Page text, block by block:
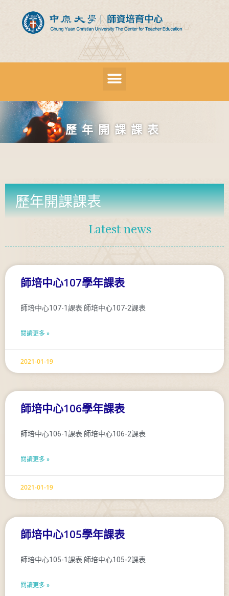
歷年開課課表
歷年開課課表
Latest news
師培中心107學年課表
師培中心107-1課表 師培中心107-2課表
閱讀更多 »
2021-01-19
師培中心106學年課表
師培中心106-1課表 師培中心106-2課表
閱讀更多 »
2021-01-19
師培中心105學年課表
師培中心105-1課表 師培中心105-2課表
閱讀更多 »